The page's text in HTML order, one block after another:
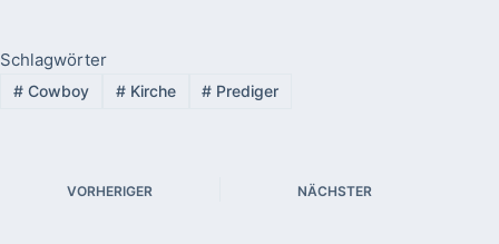
Schlagwörter
#Cowboy #Kirche # Prediger
VORHERIGER NÄCHSTER